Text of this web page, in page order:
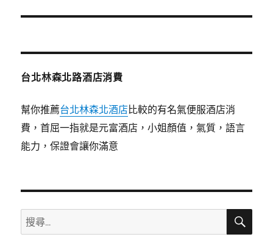
文
台北林森北路酒店消費
幫你推薦台北林森北酒店比較的有名氣便服酒店消
費，首屈一指就是元富酒店，小姐顏值，氣質，語言
能力，保證會讓你滿意
搜
尋
搜